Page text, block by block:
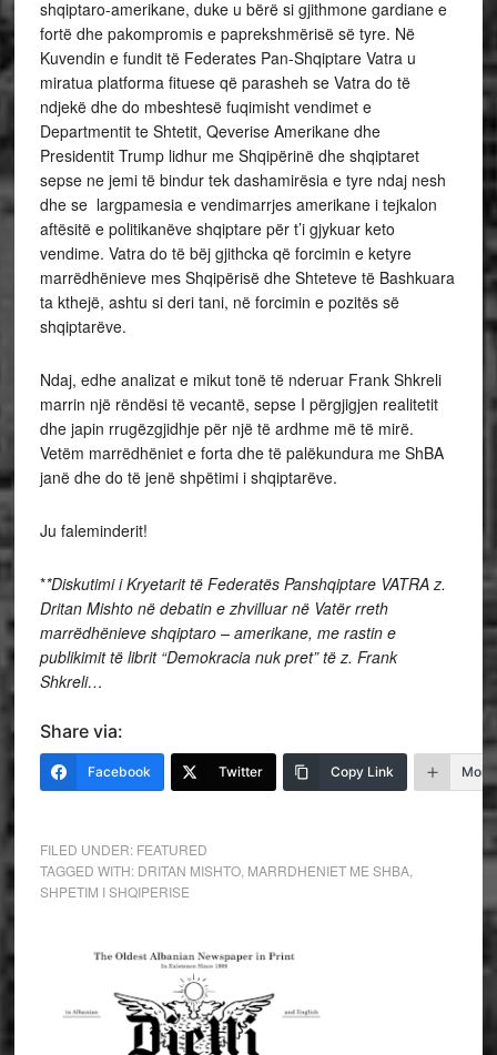
shqiptaro-amerikane, duke u bërë si gjithmone gardiane e
fortë dhe pakompromis e paprekshmërisë së tyre. Në
Kuvendin e fundit të Federates Pan-Shqiptare Vatra u
miratua platforma fituese që parasheh se Vatra do të
ndjekë dhe do mbeshtesë fuqimisht vendimet e
Departmentit te Shtetit, Qeverise Amerikane dhe
Presidentit Trump lidhur me Shqipërinë dhe shqiptaret
sepse ne jemi të bindur tek dashamirësia e tyre ndaj nesh
dhe se largpamesia e vendimarrjes amerikane i tejkalon
aftësitë e politikanëve shqiptare për t’i gjykuar keto
vendime. Vatra do të bëj gjithcka që forcimin e ketyre
marrëdhënieve mes Shqipërisë dhe Shteteve të Bashkuara
ta kthejë, ashtu si deri tani, në forcimin e pozitës së
shqiptarëve.
Ndaj, edhe analizat e mikut tonë të nderuar Frank Shkreli
marrin një rëndësi të vecantë, sepse I përgjigjen realitetit
dhe japin rrugëzgjidhje për një të ardhme më të mirë.
Vetëm marrëdhëniet e forta dhe të palëkundura me ShBA
janë dhe do të jenë shpëtimi i shqiptarëve.
Ju faleminderit!
**Diskutimi i Kryetarit të Federatës Panshqiptare VATRA z.
Dritan Mishto në debatin e zhvilluar në Vatër rreth
marrëdhënieve shqiptaro – amerikane, me rastin e
publikimit të librit “Demokracia nuk pret” të z. Frank
Shkreli…
Share via:
Facebook Twitter Copy Link More
FILED UNDER: FEATURED
TAGGED WITH: DRITAN MISHTO, MARRDHENIET ME SHBA,
SHPETIM I SHQIPERISE